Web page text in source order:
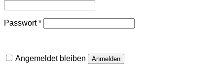
Passwort*Erforderlich
Angemeldet bleiben Anmelden